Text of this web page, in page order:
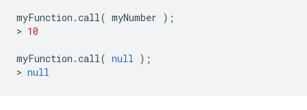
myFunction .call( myNumber );
> 10
myFunction .call( null );
> null